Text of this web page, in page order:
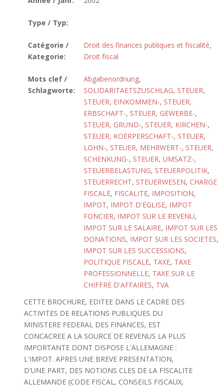
Type / Typ:
Catégorie /
Kategorie:
Droit des finances publiques et fiscalité,
Droit fiscal
Mots clef /
Schlagworte:
Abgabenordnung,
SOLIDARITAETSZUSCHLAG, STEUER,
STEUER, EINKOMMEN-, STEUER,
ERBSCHAFT-, STEUER, GEWERBE-,
STEUER, GRUND-, STEUER, KIRCHEN-,
STEUER, KOERPERSCHAFT-, STEUER,
LOHN-, STEUER, MEHRWERT-, STEUER,
SCHENKUNG-, STEUER, UMSATZ-,
STEUERBELASTUNG, STEUERPOLITIK,
STEUERRECHT, STEUERWESEN, CHARGE
FISCALE, FISCALITE, IMPOSITION,
IMPOT, IMPOT D'EGLISE, IMPOT
FONCIER, IMPOT SUR LE REVENU,
IMPOT SUR LE SALAIRE, IMPOT SUR LES
DONATIONS, IMPOT SUR LES SOCIETES,
IMPOT SUR LES SUCCESSIONS,
POLITIQUE FISCALE, TAXE, TAXE
PROFESSIONNELLE, TAXE SUR LE
CHIFFRE D'AFFAIRES, TVA
CETTE BROCHURE, EDITEE DANS LE CADRE DES
ACTIVITES DE RELATIONS PUBLIQUES DU
MINISTERE FEDERAL DES FINANCES, EST
CONCACREE A LA SOURCE DE REVENUS LA PLUS
IMPORTANTE DONT DISPOSE L'ALLEMAGNE :
L'IMPOT. APRES UNE BREVE PRESENTATION,
D'UNE PART, DES NOTIONS CLES DE LA FISCALITE
ALLEMANDE (CODE FISCAL, CONSEILS FISCAUX,